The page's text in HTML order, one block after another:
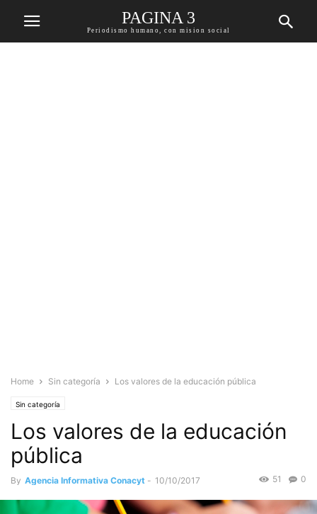
PAGINA 3
Periodismo humano, con mision social
Home Sin categoría Los valores de la educación pública
Sin categoría
Los valores de la educación
pública
By Agencia Informativa Conacyt - 10/10/2017 0
51